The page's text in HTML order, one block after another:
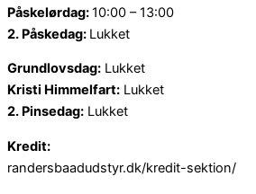
Påskelørdag:10:00 – 13:00
2. Påskedag: Lukket
Grundlovsdag: Lukket
Kristi Himmelfart: Lukket
2. Pinsedag: Lukket
Kredit:
randersbaadudstyr.dk/kredit-sektion/